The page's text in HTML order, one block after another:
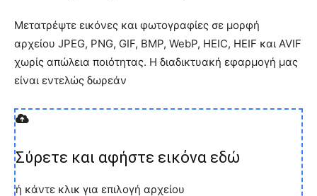
Μετατρέψτε εικόνες και φωτογραφίες σε μορφή
αρχείου JPEG, PNG, GIF, BMP, WebP, HEIC, HEIF και AVIF
χωρίς απώλεια ποιότητας. Η διαδικτυακή εφαρμογή μας
είναι εντελώς δωρεάν
Σύρετε και αφήστε εικόνα εδώ
ή κάντε κλικ για επιλογή αρχείου